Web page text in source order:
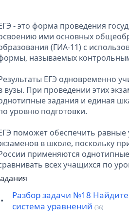
- это форма проведения
ими основных
(ГИА-11) с
называемых
ЕГЭ одновременно
вузы. При проведении этих
задания и единая
уровню подготовки.
поможет обеспечить равные
в школе, поскольку
применяются
всех учащихся по
•
Разбор задачи №18
система уравнений (36)